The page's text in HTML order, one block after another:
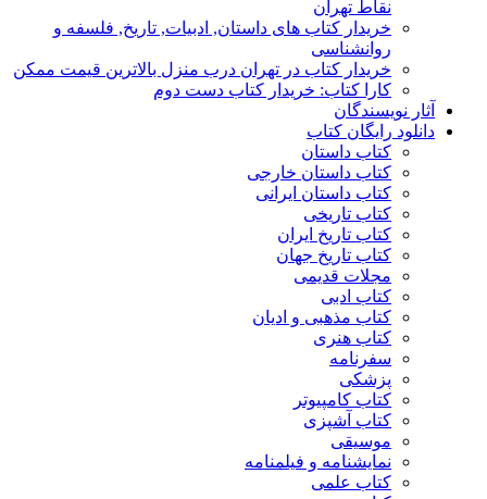
نقاط تهران
خریدار کتاب های داستان, ادبیات, تاریخ, فلسفه و
روانشناسی
خریدار کتاب در تهران درب منزل بالاترین قیمت ممکن
کارا کتاب: خریدار کتاب دست دوم
آثار نویسندگان
دانلود رایگان کتاب
کتاب داستان
کتاب داستان خارجی
کتاب داستان ایرانی
کتاب تاریخی
کتاب تاریخ ایران
کتاب تاریخ جهان
مجلات قدیمی
کتاب ادبی
کتاب مذهبی و ادیان
کتاب هنری
سفرنامه
پزشکی
کتاب کامپیوتر
کتاب آشپزی
موسیقی
نمایشنامه و فیلمنامه
کتاب علمی